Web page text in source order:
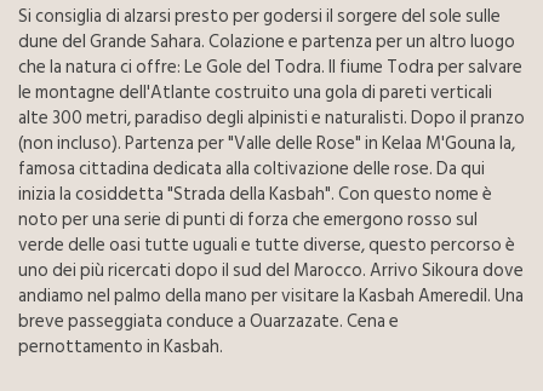
Si consiglia di alzarsi presto per godersi il sorgere del sole sulle
dune del Grande Sahara. Colazione e partenza per un altro luogo
che la natura ci offre: Le Gole del Todra. Il fiume Todra per salvare
le montagne dell'Atlante costruito una gola di pareti verticali
alte 300 metri, paradiso degli alpinisti e naturalisti. Dopo il pranzo
(non incluso). Partenza per "Valle delle Rose" in Kelaa M'Gouna la,
famosa cittadina dedicata alla coltivazione delle rose. Da qui
inizia la cosiddetta "Strada della Kasbah". Con questo nome è
noto per una serie di punti di forza che emergono rosso sul
verde delle oasi tutte uguali e tutte diverse, questo percorso è
uno dei più ricercati dopo il sud del Marocco. Arrivo Sikoura dove
andiamo nel palmo della mano per visitare la Kasbah Ameredil. Una
breve passeggiata conduce a Ouarzazate. Cena e
pernottamento in Kasbah.